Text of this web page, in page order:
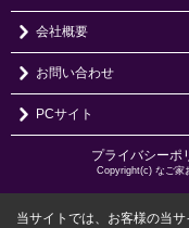
会社概要
お問い合わせ
PCサイト
プライバシーポ
Copyright(c) なご家
当サイトでは、お客様の当